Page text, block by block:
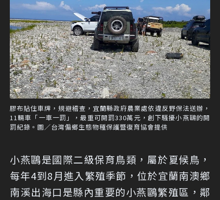
膠布貼住車牌，規避稽查，宜蘭縣政府農業處依違反野保法送辦，
11輛車「一車一罰」，最重可開罰330萬元，創下騷擾小燕鷗的開
罰紀錄。圖／台灣偏鄉生態物種保護暨復育協會提供
小燕鷗是國際二級保育鳥類，屬於夏候鳥，
每年4到8月進入繁殖季節，位於宜蘭南澳鄉
南溪出海口是縣內重要的小燕鷗繁殖區，鄰